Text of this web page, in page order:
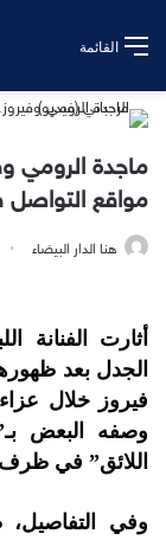
القائمة
ماجدة الرومي
مواقع التواصل
هنا الدار البيضاء
أثارت الفنانة
الجدل بعد
فيروز خلال
وصفه البعض
اللائق” في
وفي